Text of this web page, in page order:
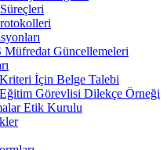
Güncellemeleri
İçin Belge Talebi
Görevlisi Dilekçe Örneği
Etik Kurulu